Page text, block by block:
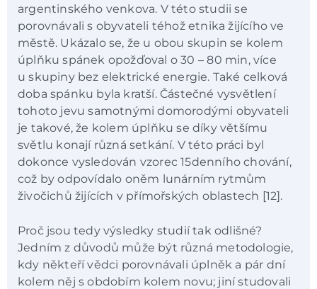
argentinského venkova. V této studii se
porovnávali s obyvateli téhož etnika žijícího ve
městě. Ukázalo se, že u obou skupin se kolem
úplňku spánek opožďoval o 30 –⁠ 80 min, více
u skupiny bez elektrické energie. Také celková
doba spánku byla kratší. Částečné vysvětlení
tohoto jevu samotnými domorodými obyvateli
je takové, že kolem úplňku se díky většímu
světlu konají různá setkání. V této práci byl
dokonce vysledován vzorec 15denního chování,
což by odpovídalo oněm lunárním rytmům
živočichů žijících v přímořských oblastech [12].
Proč jsou tedy výsledky studií tak odlišné?
Jedním z důvodů může být různá metodologie,
kdy někteří vědci porovnávali úplněk a pár dní
kolem něj s obdobím kolem novu; jiní studovali